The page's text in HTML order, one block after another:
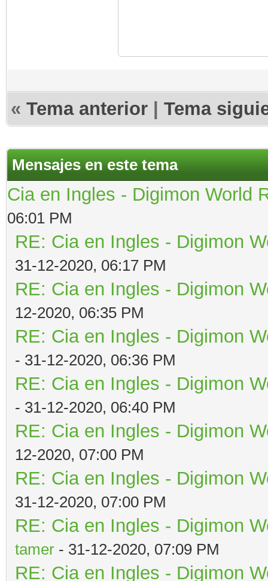
« Tema anterior Tema
Mensajes en este tema
Cia en Ingles - Digimon World
06:01 PM
RE: Cia en Ingles - Digimon
31-12-2020, 06:17 PM
RE: Cia en Ingles - Digimon
12-2020, 06:35 PM
RE: Cia en Ingles - Digimon
- 31-12-2020, 06:36 PM
RE: Cia en Ingles - Digimon
- 31-12-2020, 06:40 PM
RE: Cia en Ingles - Digimon
12-2020, 07:00 PM
RE: Cia en Ingles - Digimon
31-12-2020, 07:00 PM
RE: Cia en Ingles - Digimon
tamer - 31-12-2020, 07:09 PM
RE: Cia en Ingles - Digimon